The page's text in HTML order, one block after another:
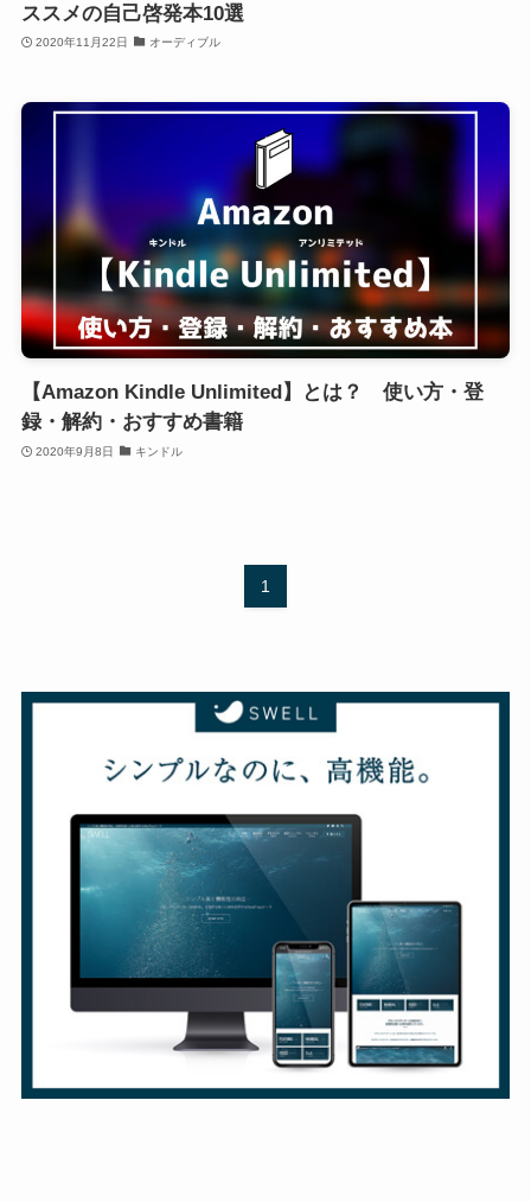
ススメの自己啓発本10選
2020年11月22日 オーディブル
【Amazon Kindle Unlimited】とは？ 使い方・登
録・解約・おすすめ書籍
2020年9月8日 キンドル
1